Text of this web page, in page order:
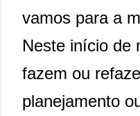
vamos para a
Neste início de
fazem ou
planejamento